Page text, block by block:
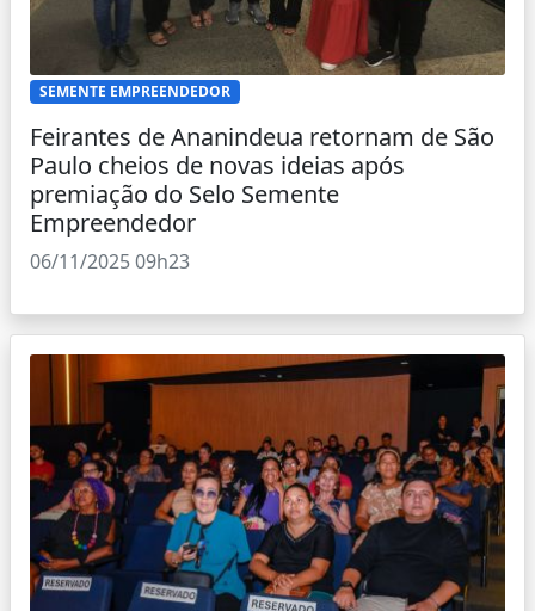
SEMENTE EMPREENDEDOR
Feirantes de Ananindeua retornam de São
Paulo cheios de novas ideias após
premiação do Selo Semente
Empreendedor
06/11/2025 09h23